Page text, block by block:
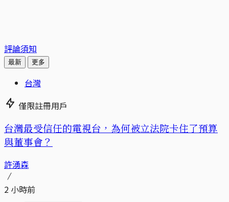
評論須知
最新 更多
台灣
僅限註冊用戶
台灣最受信任的電視台，為何被立法院卡住了預算
與董事會？
許湧森
2 小時前